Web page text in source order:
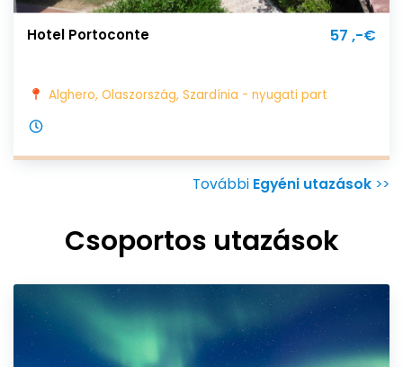
Hotel Portoconte 57 ,-€
Alghero, Olaszország, Szardínia - nyugati part
További Egyéni utazások >>
Csoportos utazások